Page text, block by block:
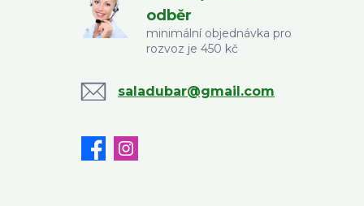
odběr
minimální objednávka pro
rozvoz je 450 kč
saladubar@gmail.com